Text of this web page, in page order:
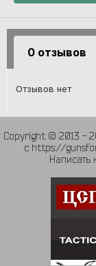
0 отзывов
Отзывов нет
Copyright © 2013 -
с https://
Написать